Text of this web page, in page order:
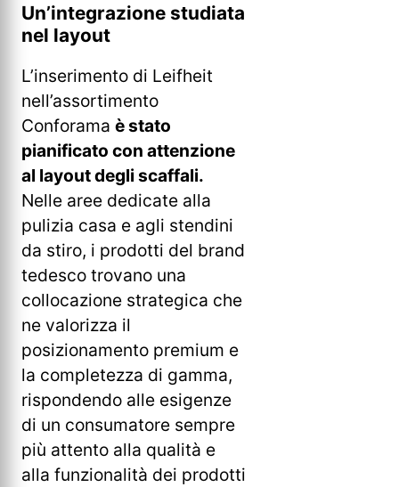
Un’integrazione studiata
nel layout
L’inserimento di Leifheit
nell’assortimento
Conforama è stato
pianificato con attenzione
al layout degli scaffali.
Nelle aree dedicate alla
pulizia casa e agli stendini
da stiro, i prodotti del brand
tedesco trovano una
collocazione strategica che
ne valorizza il
posizionamento premium e
la completezza di gamma,
rispondendo alle esigenze
di un consumatore sempre
più attento alla qualità e
alla funzionalità dei prodotti